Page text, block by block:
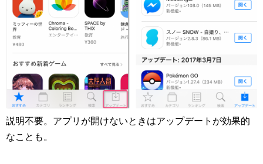
説明不要。アプリが開けないときはアップデートが効果的
なことも。